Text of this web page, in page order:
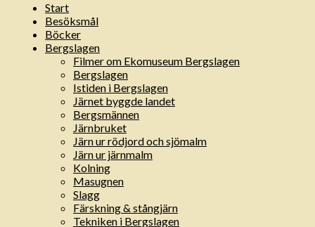
Start
Besöksmål
Böcker
Bergslagen
Filmer om Ekomuseum Bergslagen
Bergslagen
Istiden i Bergslagen
Järnet byggde landet
Bergsmännen
Järnbruket
Järn ur rödjord och sjömalm
Järn ur järnmalm
Kolning
Masugnen
Slagg
Färskning & stångjärn
Tekniken i Bergslagen